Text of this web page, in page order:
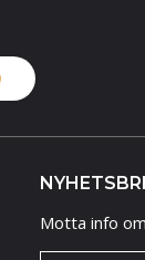
Motta info